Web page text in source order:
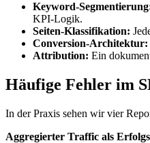
Keyword-
KPI-Logik.
Seiten-Klassifikation:
Conversion-Architektur:
Attribution: Ein
Häufige Fehler im
In der Praxis sehen wir vier
Aggregierter Traffic als